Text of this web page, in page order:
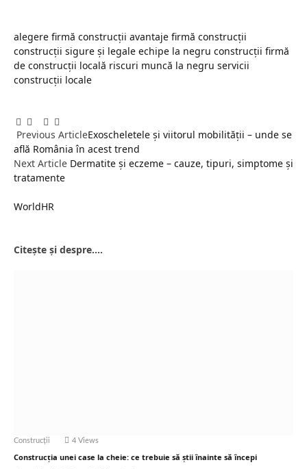
alegere firmă construcții avantaje firmă construcții
construcții sigure și legale echipe la negru construcții firmă
de construcții locală riscuri muncă la negru servicii
construcții locale
Facebook
Twitter
Pinterest
LinkedIn
Tumblr
Previous ArticleExoscheletele și viitorul mobilității – unde se
află România în acest trend
Next Article Dermatite și eczeme – cauze, tipuri, simptome și
tratamente
WorldHR
Citește și despre....
Construcții 4 Views
Construcția unei case la cheie: ce trebuie să știi înainte să începi